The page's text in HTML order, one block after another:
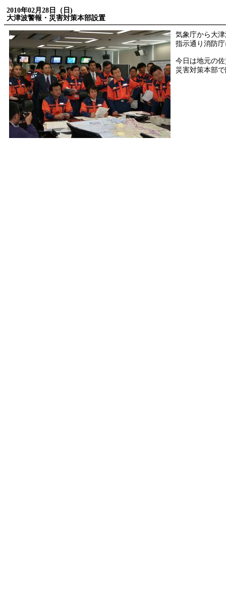
2010年02月28日（日)
大津波警報・災害対策本部設置
気象庁から大
指示通り消防
今日は地元の
災害対策本部